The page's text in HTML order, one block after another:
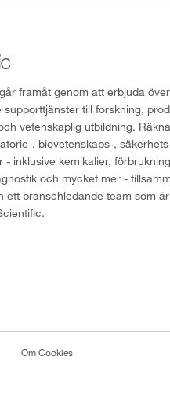
framåt genom att erbjuda
till forskning,
vetenskaplig utbildning.
, biovetenskaps-,
inklusive kemikalier,
och mycket mer -
ett branschledande team som
Om Cookies